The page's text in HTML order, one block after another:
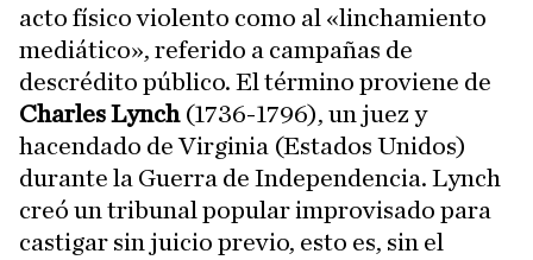
acto físico violento como al «linchamiento
mediático», referido a campañas de
descrédito público. El término proviene de
Charles Lynch(1736-1796), un juez y
hacendado de Virginia (Estados Unidos)
durante la Guerra de Independencia. Lynch
creó un tribunal popular improvisado para
castigar sin juicio previo, esto es, sin el